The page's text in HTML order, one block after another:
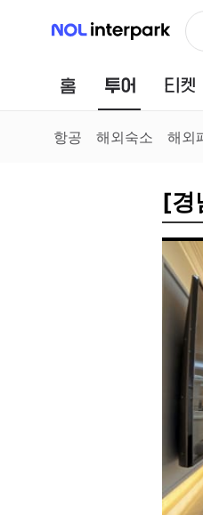
NOL 인터파크
홈 투어
항공 해외숙소 해외
[경